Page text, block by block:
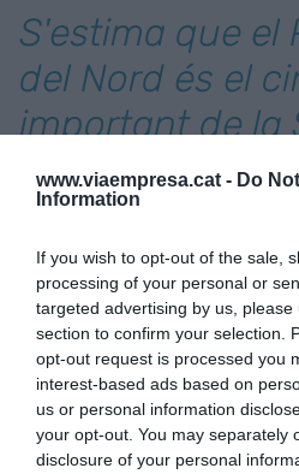
www.viaempresa.cat - Do
Information
If you wish to opt-out of the sale,
processing of your personal or
targeted advertising by us,
section to confirm your selection.
opt-out request is processed you
interest-based ads based on
us or personal information
your opt-out. You may separately
disclosure of your personal
S'estima que el
del Nord és el
important de la
del Nord i
afegit de
d'euros
Amb l'objectiu de facilitar
fusionar les seves
Zeeland(Països Baixos) el
el que avui es coneix com el
Nord. Es tracta del cinquè